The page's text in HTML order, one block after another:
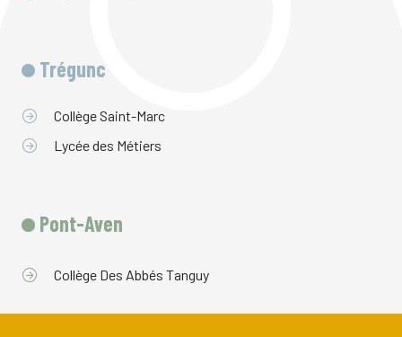
Trégunc
Collège Saint-Marc
Lycée des Métiers
Pont-Aven
Collège Des Abbés Tanguy